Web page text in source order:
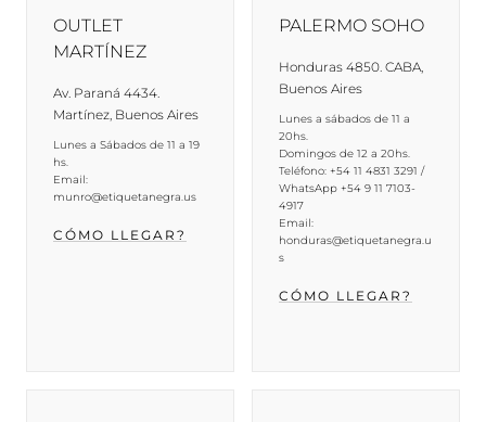
OUTLET
MARTÍNEZ
Av. Paraná 4434.
Martínez, Buenos Aires
Lunes a Sábados de 11 a 19
hs.
Email:
munro@etiquetanegra.us
CÓMO LLEGAR?
PALERMO SOHO
Honduras 4850. CABA,
Buenos Aires
Lunes a sábados de 11 a
20hs.
Domingos de 12 a 20hs.
Teléfono: +54 11 4831 3291 /
WhatsApp +54 9 11 7103-
4917
Email:
honduras@etiquetanegra.u
s
CÓMO LLEGAR?